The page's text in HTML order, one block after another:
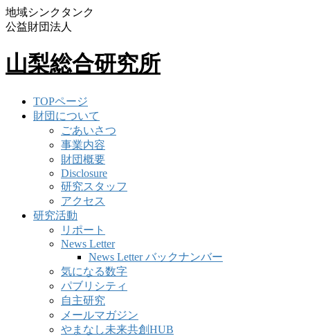
地域シンクタンク
公益財団法人
山梨総合研究所
TOPページ
財団について
ごあいさつ
事業内容
財団概要
Disclosure
研究スタッフ
アクセス
研究活動
リポート
News Letter
News Letter バックナンバー
気になる数字
パブリシティ
自主研究
メールマガジン
やまなし未来共創HUB